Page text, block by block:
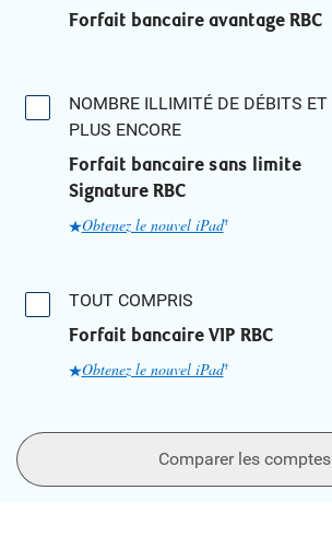
Forfait bancaire avantage RBC
NOMBRE ILLIMITÉ DE DÉBITS ET
PLUS ENCORE
Forfait bancaire sans limite
Signature RBC
Obtenez le nouvel iPad†
TOUT COMPRIS
Forfait bancaire VIP RBC
Obtenez le nouvel iPad†
Comparer les comptes